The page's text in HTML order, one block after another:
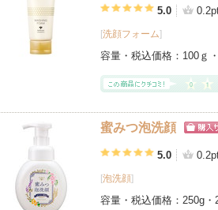
グサイトへ5.0
[洗顔フォーム]
容量・税込価格： 100ｇ
蜜みつ泡洗顔
グサイ
5.0
[泡洗顔]
容量・税込価格： 250g・